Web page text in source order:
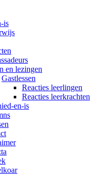
is
en lezingen
Gastlessen
Reacties leerlingen
Reacties leerkrachten
en-is